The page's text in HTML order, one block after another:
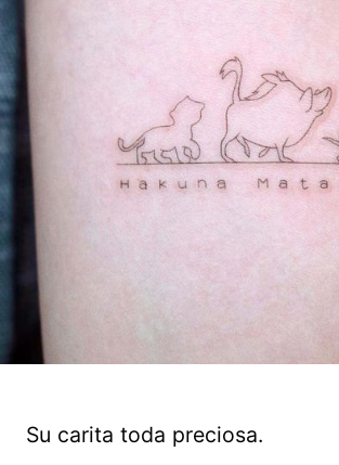
Su carita toda preciosa.